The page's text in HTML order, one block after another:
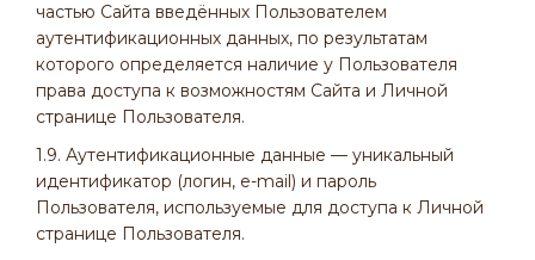
частью Сайта введённых Пользователем
аутентификационных данных, по результатам
которого определяется наличие у Пользователя
права доступа к возможностям Сайта и Личной
странице Пользователя.
1.9. Аутентификационные данные — уникальный
идентификатор (логин, e-mail) и пароль
Пользователя, используемые для доступа к Личной
странице Пользователя.